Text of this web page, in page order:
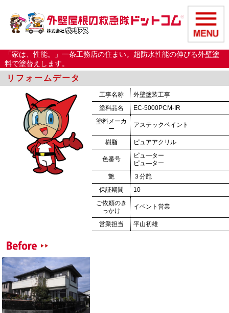
「家は、性能。」一条工務店の住まい。超防水性能の伸びる外壁塗
料で塗替えします。
リフォームデータ
工事名称
外壁塗装工事
塗料品名
EC-5000PCM-IR
塗料メーカ
ー
アステックペイント
樹脂 ピュアアクリル
色番号
ピュ―ター
ピュ―ター
艶
３分艶
保証期間
10
ご依頼のき
っかけ
イベント営業
営業担当 平山初雄